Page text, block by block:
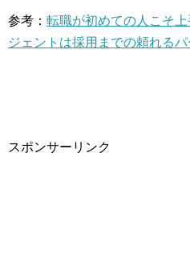
参考： 転職が初めての人こそ
ジェントは採用までの頼れる
スポンサーリンク